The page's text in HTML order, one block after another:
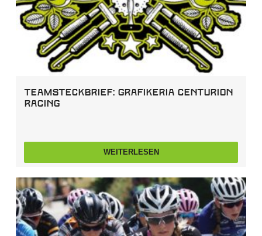
Teamsteckbrief: Grafikeria Centurion
Racing
WEITERLESEN